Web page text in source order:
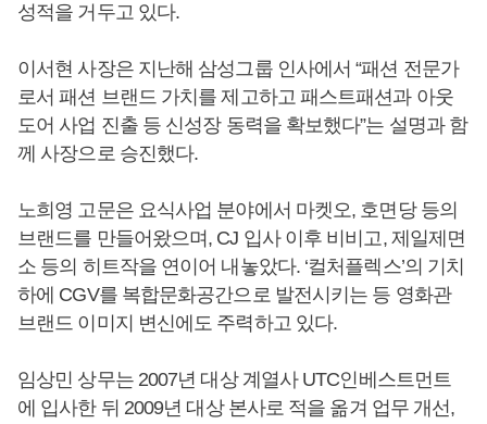
성적을 거두고 있다.
이서현 사장은 지난해 삼성그룹 인사에서 “패션 전문가
로서 패션 브랜드 가치를 제고하고 패스트패션과 아웃
도어 사업 진출 등 신성장 동력을 확보했다”는 설명과 함
께 사장으로 승진했다.
노희영 고문은 요식사업 분야에서 마켓오, 호면당 등의
브랜드를 만들어왔으며, CJ 입사 이후 비비고, 제일제면
소 등의 히트작을 연이어 내놓았다. ‘컬처플렉스’의 기치
하에 CGV를 복합문화공간으로 발전시키는 등 영화관
브랜드 이미지 변신에도 주력하고 있다.
임상민 상무는 2007년 대상 계열사 UTC인베스트먼트
에 입사한 뒤 2009년 대상 본사로 적을 옮겨 업무 개선,